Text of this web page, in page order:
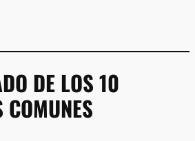
DE LOS 10